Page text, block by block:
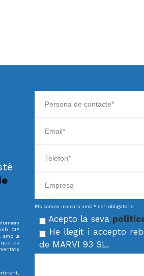
CIF
amb la
les
Els camps marcats amb * son obligatoris
Acepto la seva
He llegit i accepto
de MARVI 93 SL.